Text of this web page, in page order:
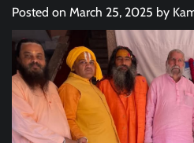
Posted on March 25, 2025 by